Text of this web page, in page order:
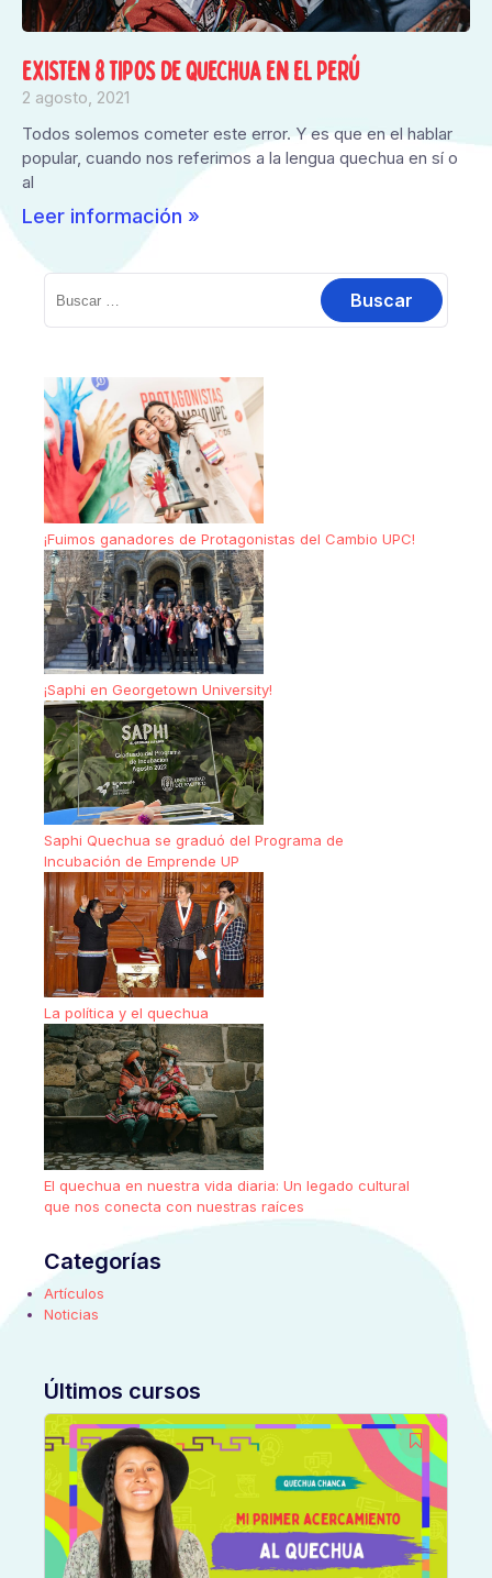
Existen 8 tipos de quechua en el Perú
2 agosto, 2021
Todos solemos cometer este error. Y es que en el hablar
popular, cuando nos referimos a la lengua quechua en sí o
al
Leer información »
¡Fuimos ganadores de Protagonistas del Cambio UPC!
¡Saphi en Georgetown University!
Saphi Quechua se graduó del Programa de
Incubación de Emprende UP
La política y el quechua
El quechua en nuestra vida diaria: Un legado cultural
que nos conecta con nuestras raíces
Categorías
Artículos
Noticias
Últimos cursos